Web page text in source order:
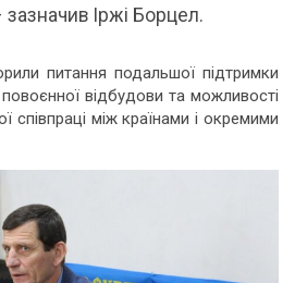
зазначив Іржі Борцел.
питання подальшої підтримки
повоєнної відбудови та можливості
співпраці між країнами і окремими